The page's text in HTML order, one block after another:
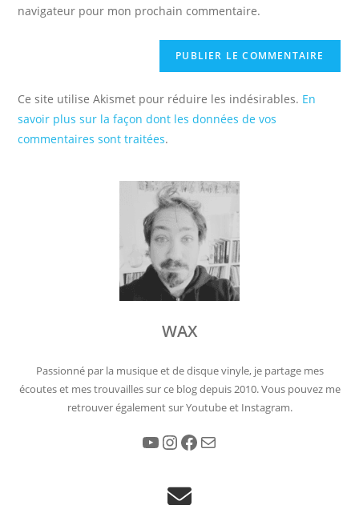
(facultatif)
navigateur pour mon prochain commentaire.
Ce site utilise Akismet pour réduire les indésirables. En
savoir plus sur la façon dont les données de vos
commentaires sont traitées.
WAX
Passionné par la musique et de disque vinyle, je partage mes
écoutes et mes trouvailles sur ce blog depuis 2010. Vous pouvez me
retrouver également sur Youtube et Instagram.
YouTube Instagram Facebook